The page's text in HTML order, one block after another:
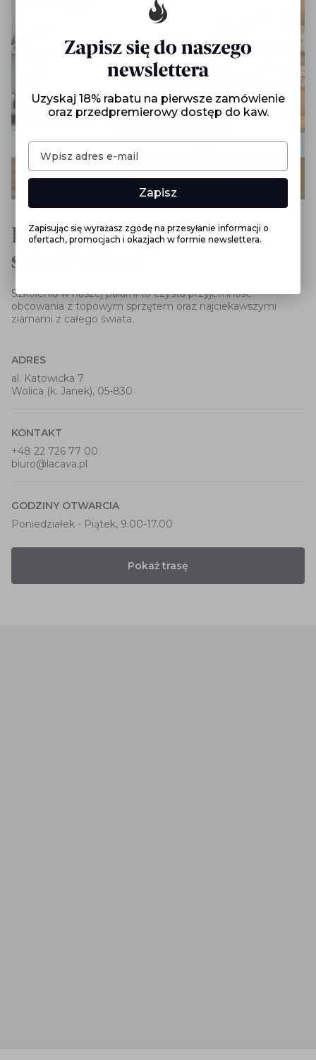
Palarnia kawy i sala
szkoleniowa
Szkolenia w naszej palarni to czysta przyjemność
obcowania z topowym sprzętem oraz najciekawszymi
ziarnami z całego świata.
ADRES
al. Katowicka 7
Wolica (k. Janek), 05-830
KONTAKT
+48 22 726 77 00
biuro@lacava.pl
GODZINY OTWARCIA
Poniedziałek - Piątek, 9.00-17.00
Pokaż trasę
Uzyskaj 18% rabatu na pierwsze zamówienie
oraz przedpremierowy dostęp do kaw.
Zapisz
Zapisując się wyrażasz zgodę na przesyłanie informacji o
ofertach, promocjach i okazjach w formie newslettera.